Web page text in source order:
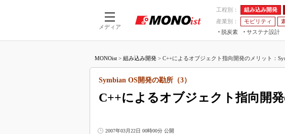
メディア
工程別： 組み込み開発
産業別：
モビリティ
脱炭素
サステナ設計
つながる工場AI×設備保全
ジ
MONOist > 組み込み開発 > C++によるオブジェクト指向開発のメリット：
C++によるオブジェクト指向開
Symbian OS開発の勘所（3）
2007年03月22日 00時00分 公開